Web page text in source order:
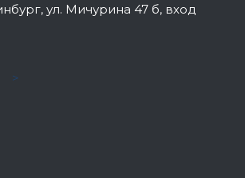
ул. Мичурина 47 б, вход
>